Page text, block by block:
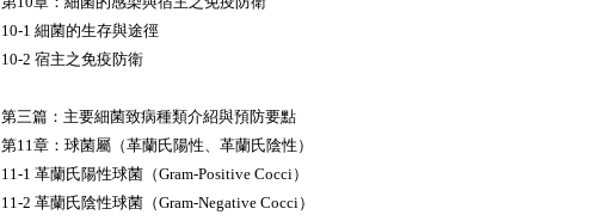
10-1 細菌的生存與途徑
10-2 宿主之免疫防衛
第三篇：主要細菌致病種類介紹與預防要點
第11章：球菌屬（革蘭氏陽性、革蘭氏陰性）
11-1 革蘭氏陽性球菌（Gram-Positive Cocci）
11-2 革蘭氏陰性球菌（Gram-Negative Cocci）